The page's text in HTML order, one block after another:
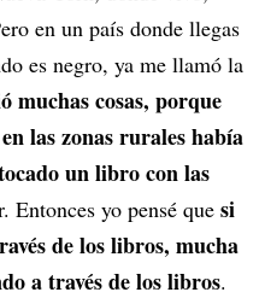
en un país donde llegas
es negro, ya me llamó la
muchas cosas, porque
las zonas rurales había
un libro con las
Entonces yo pensé que si
de los libros, mucha
a través de los libros.